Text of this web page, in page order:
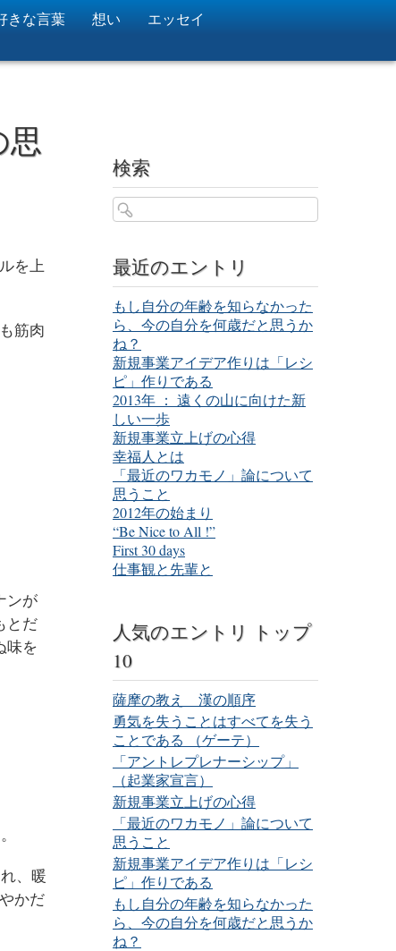
きな言葉 想い
エッセイ
思
を上
筋肉
ンが
とだ
味を
、暖
かだ
検索
最近のエントリ
もし自分の年齢を知らなかった
ら、今の自分を何歳だと思うか
ね？
新規事業アイデア作りは「レシ
ピ」作りである
2013年 ： 遠くの山に向けた新
しい一歩
新規事業立上げの心得
幸福人とは
「最近のワカモノ」論について
思うこと
2012年の始まり
“Be Nice to All !”
First 30 days
仕事観と先輩と
人気のエントリ トップ
10
薩摩の教え 漢の順序
勇気を失うことはすべてを失う
ことである （ゲーテ）
「アントレプレナーシップ」
（起業家宣言）
新規事業立上げの心得
「最近のワカモノ」論について
思うこと
新規事業アイデア作りは「レシ
ピ」作りである
もし自分の年齢を知らなかった
ら、今の自分を何歳だと思うか
ね？